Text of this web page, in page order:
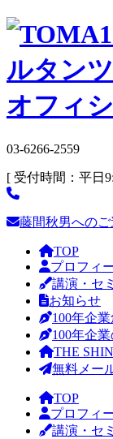
03-6266-2559
[ 受付時間：平日
藤間秋男への
TOP
プロフィ
講演・セ
お知らせ
100年企
100年企
THE
無料メー
TOP
プロフィ
講演・セ